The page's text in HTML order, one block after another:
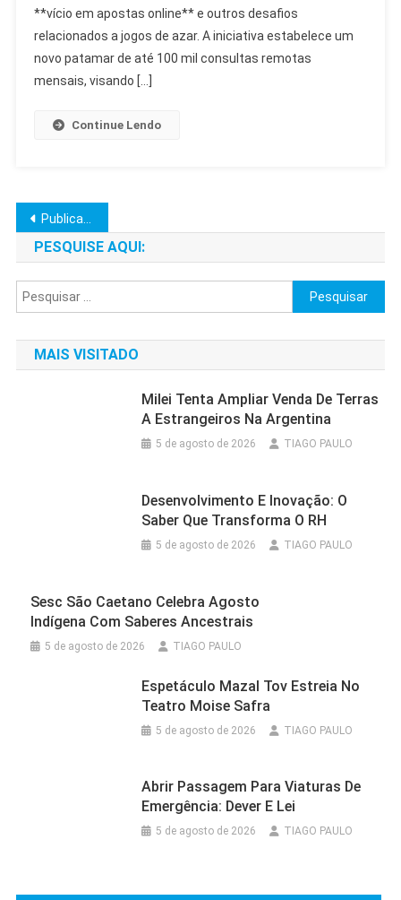
Em
Apostas
Online
**vício em apostas online** e outros desafios
relacionados a jogos de azar. A iniciativa estabelece um
novo patamar de até 100 mil consultas remotas
mensais, visando […]
Continue Lendo
Navegação
por
posts
Publicações mais antigas
PESQUISE AQUI:
Pesquisar
por:
MAIS VISITADO
Milei Tenta Ampliar Venda De Terras
A Estrangeiros Na Argentina
5 de agosto de 2026 TIAGO PAULO
Desenvolvimento E Inovação: O
Saber Que Transforma O RH
5 de agosto de 2026 TIAGO PAULO
Sesc São Caetano Celebra Agosto
Indígena Com Saberes Ancestrais
5 de agosto de 2026 TIAGO PAULO
Espetáculo Mazal Tov Estreia No
Teatro Moise Safra
5 de agosto de 2026 TIAGO PAULO
Abrir Passagem Para Viaturas De
Emergência: Dever E Lei
5 de agosto de 2026 TIAGO PAULO